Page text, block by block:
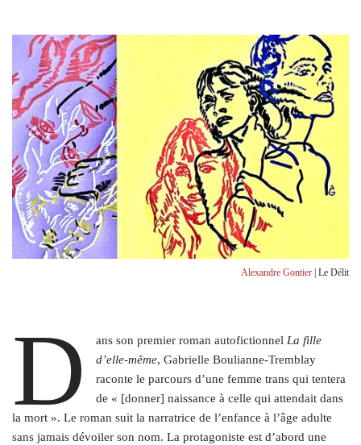
Alexandre Gontier | Le Délit
D ans son premier roman autofictionnel La fille
d’elle-même, Gabrielle Boulianne-Tremblay
raconte le parcours d’une femme trans qui tentera
de « [donner] naissance à celle qui attendait dans
la mort ». Le roman suit la narratrice de l’enfance à l’âge adulte
sans jamais dévoiler son nom. La protagoniste est d’abord une